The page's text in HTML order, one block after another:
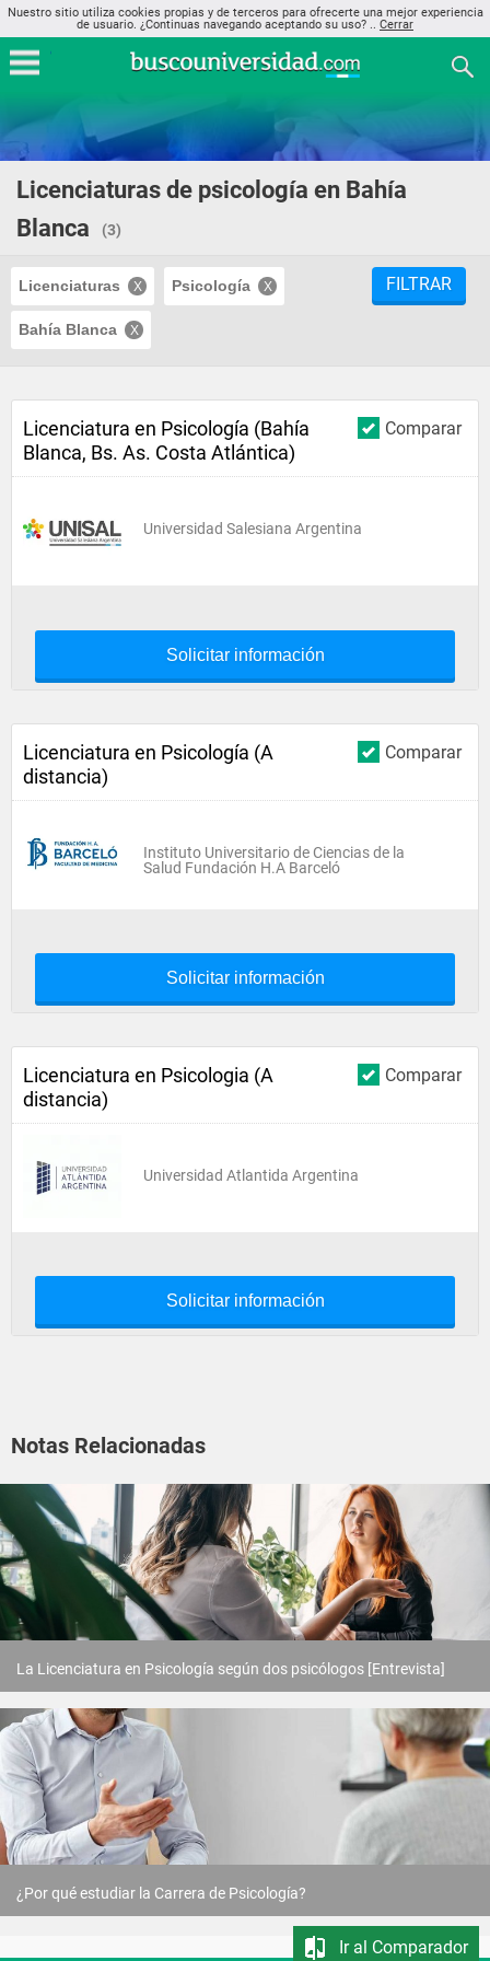
Nuestro sitio utiliza cookies propias y de terceros para ofrecerte una mejor experiencia
de usuario. ¿Continuas navegando aceptando su uso? .. Cerrar
Licenciaturas de psicología en Bahía
Blanca
(3)
Licenciaturas Psicología
Bahía Blanca
FILTRAR
Comparar
Licenciatura en Psicología (Bahía
Blanca, Bs. As. Costa Atlántica)
Universidad Salesiana Argentina
Solicitar información
Comparar
Licenciatura en Psicología (A
distancia)
Instituto Universitario de Ciencias de la
Salud Fundación H.A Barceló
Solicitar información
Comparar
Licenciatura en Psicologia (A
distancia)
Universidad Atlantida Argentina
Solicitar información
Notas Relacionadas
La Licenciatura en Psicología según dos psicólogos [Entrevista]
¿Por qué estudiar la Carrera de Psicología?
Ir al Comparador